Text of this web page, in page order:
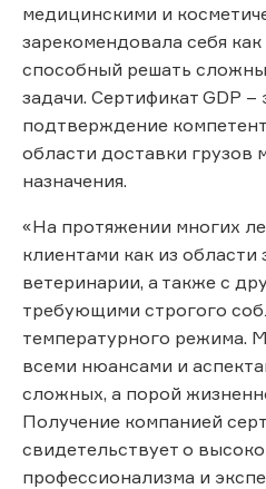
медицинскими и
зарекомендовала себя
способный решать
задачи. Сертификат GDP
подтверждение
области доставки грузов
назначения.
«На протяжении многих
клиентами как из области
ветеринарии, а также с
требующими строгого
температурного режима.
всеми нюансами и
сложных, а порой
Получение компанией
свидетельствует о
профессионализма и